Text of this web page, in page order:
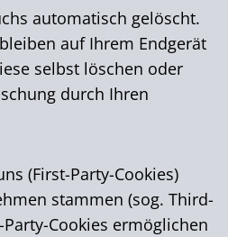
automatisch gelöscht.
auf Ihrem Endgerät
selbst löschen oder
durch Ihren
(First-Party-Cookies)
stammen (sog. Third-
Cookies ermöglichen